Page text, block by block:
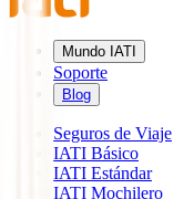
Mundo IATI
Soporte
Blog
Seguros de Viaje
IATI Básico
IATI Estándar
IATI Mochilero